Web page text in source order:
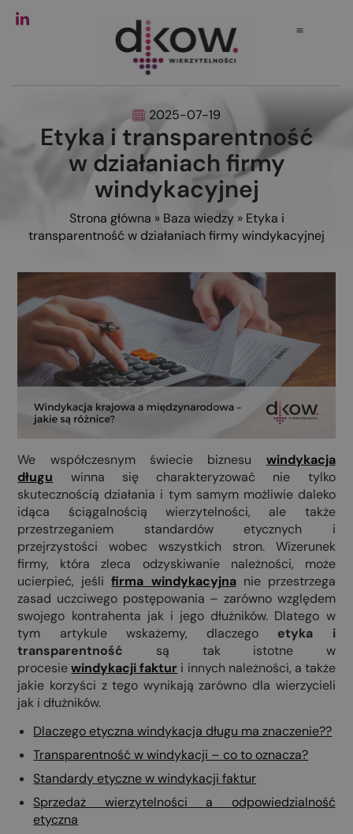
2025-07-19
Etyka i transparentność
w działaniach firmy
windykacyjnej
Strona główna » Baza wiedzy» Etyka i
transparentność w działaniach firmy windykacyjnej
We współczesnym świecie biznesu windykacja
długu winna się charakteryzować nie tylko
skutecznością działania i tym samym możliwie daleko
idąca ściągalnością wierzytelności, ale także
przestrzeganiem standardów etycznych i
przejrzystości wobec wszystkich stron. Wizerunek
firmy, która zleca odzyskiwanie należności, może
ucierpieć, jeślifirma windykacyjnanie przestrzega
zasad uczciwego postępowania – zarówno względem
swojego kontrahenta jak i jego dłużników. Dlatego w
tym artykule wskażemy, dlaczego etyka i
transparentność są tak istotne w
procesiewindykacji faktur i innych należności, a także
jakie korzyści z tego wynikają zarówno dla wierzycieli
jak i dłużników.
Dlaczego etyczna windykacja długu ma znaczenie??
Transparentność w windykacji – co to oznacza?
Standardy etyczne w windykacji faktur
Sprzedaż wierzytelności a odpowiedzialność
etyczna